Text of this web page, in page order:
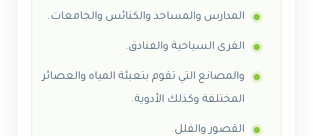
المدارس والمساجد والكنائس والجامعات.
القرى السياحية والفنادق.
والمصانع التي تقوم بتعبئة المياه والعصائر
المختلفة وكذلك الأدوية.
القصور والفلل.